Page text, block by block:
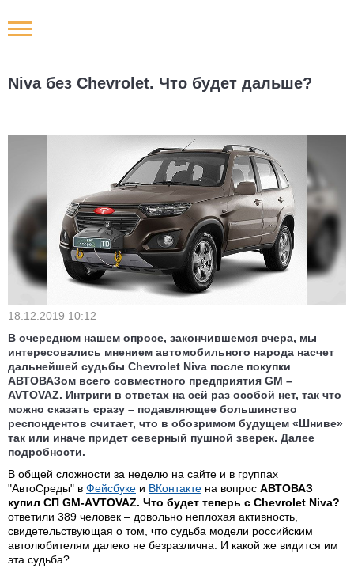
Niva без Chevrolet. Что будет дальше?
18.12.2019 10:12
В очередном нашем опросе, закончившемся вчера, мы
интересовались мнением автомобильного народа насчет
дальнейшей судьбы Chevrolet Niva после покупки
АВТОВАЗом всего совместного предприятия GM –
AVTOVAZ. Интриги в ответах на сей раз особой нет, так что
можно сказать сразу – подавляющее большинство
респондентов считает, что в обозримом будущем «Шниве»
так или иначе придет северный пушной зверек. Далее
подробности.
В общей сложности за неделю на сайте и в группах
"АвтоСреды" в Фейсбуке и ВКонтакте на вопрос АВТОВАЗ
купил СП GM-АVTOVAZ. Что будет теперь с Chevrolet Niva?
ответили 389 человек – довольно неплохая активность,
свидетельствующая о том, что судьба модели российским
автолюбителям далеко не безразлична. И какой же видится им
эта судьба?
Новости РФ
Наши мероприятия
Статьи